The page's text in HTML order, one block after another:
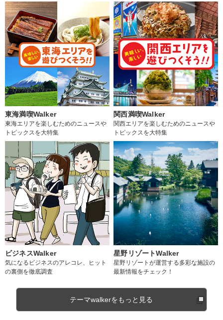
東海満喫Walker
東海エリアを楽しむためのニュースや
トピックスを大特集
関西満喫Walker
関西エリアを楽しむためのニュースや
トピックスを大特集
ビジネスWalker
気になるビジネスのアレコレ、ヒット
の裏側を徹底調査
星野リゾートWalker
星野リゾートが運営する多彩な施設の
最新情報をチェック！
テーマwalkerをもっと見る